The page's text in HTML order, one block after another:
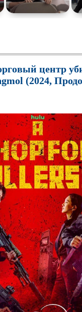
центр
(2024,